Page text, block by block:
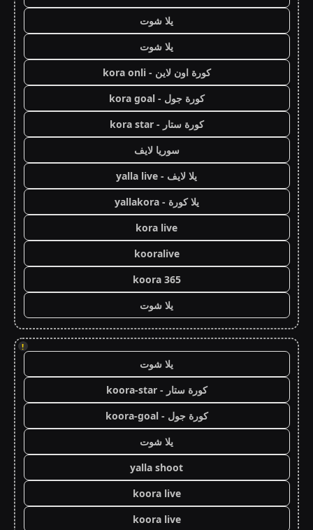
يلا شوت
يلا شوت
كورة اون لاين - kora onli
كورة جول - kora goal
كورة ستار - kora star
سوريا لايف
يلا لايف - yalla live
يلا كورة - yallakora
kora live
kooralive
koora 365
يلا شوت
!
يلا شوت
كورة ستار - koora-star
كورة جول - koora-goal
يلا شوت
yalla shoot
koora live
koora live